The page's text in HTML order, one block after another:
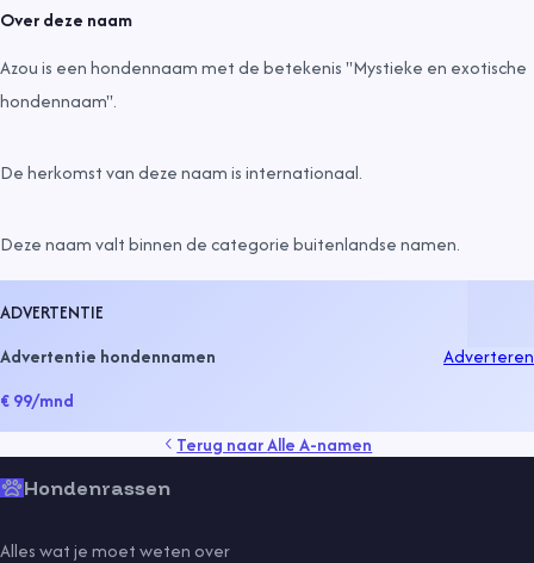
Over deze naam
Azou is een hondennaam met de betekenis "Mystieke en exotische
hondennaam".
De herkomst van deze naam isinternationaal.
Deze naam valt binnen de categoriebuitenlandse namen.
ADVERTENTIE
Advertentie hondennamen
€ 99/mnd
Adverteren
Terug naarAlle A-namen
Hondenrassen
Alles wat je moet weten over